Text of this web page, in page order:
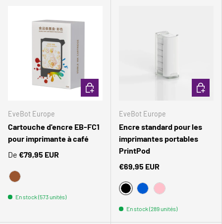
EveBot Europe
Cartouche d'encre EB-FC1
pour imprimante à café
De €79,95 EUR
BRAUN
En stock (573 unités)
CHOISIR LES OPTIONS
EveBot Europe
Encre standard pour les
imprimantes portables
PrintPod
€69,95 EUR
NOIRBLEUROSA
En stock (289 unités)